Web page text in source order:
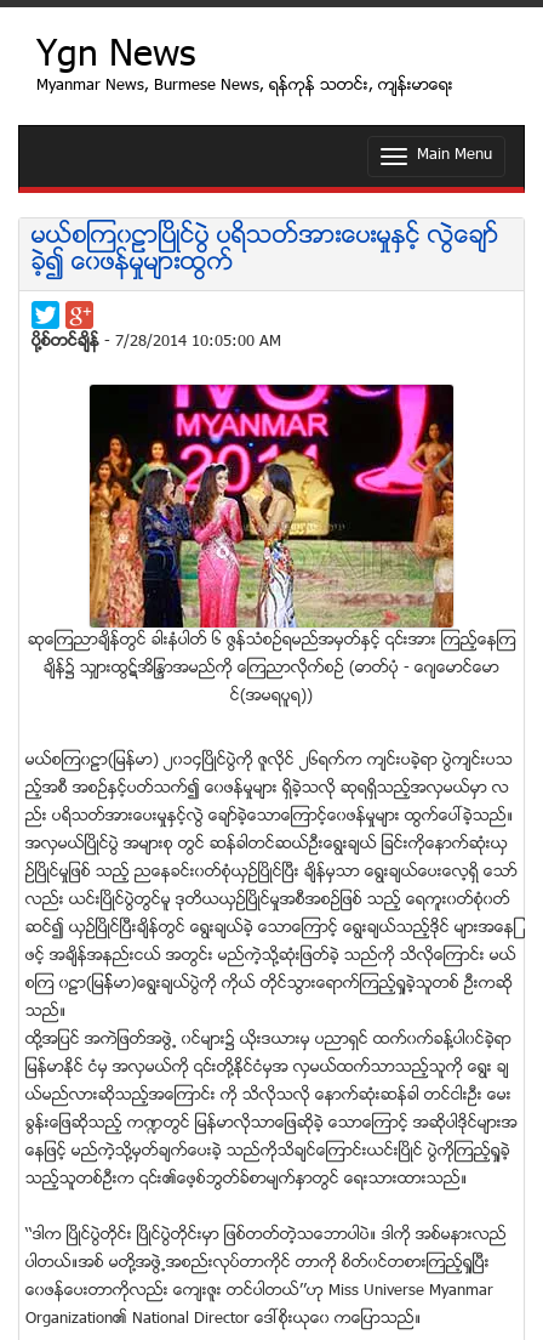
Ygn News
Myanmar News, Burmese News, ရန္ကုန္ သတင္း, က်န္းမာေရး
T
g
n
t
i
o
n
Main Menu
မယ္စၾက၀ဠာၿပိဳင္ပြဲ ပရိသတ္အားေပးမႈႏွင့္ လြဲေခ်ာ္
ခဲ့၍ ေ၀ဖန္မႈမ်ားထြက္
ပုိ႔စ္တင္ခ်ိန္ - 7/28/2014 10:05:00 AM
ဆုေၾကညာခ်ိန္တြင္ ခါးနံပါတ္ ၆ ဇြန္သံစဥ္ရမည္အမွတ္ႏွင့္ ၎အား ၾကည့္ေနၾက
ခ်ိန္၌ သွ်ားထြဋ္အိႁႏၵာအမည္ကို ေၾကညာလိုက္စဥ္ (ဓာတ္ပံု - ေဂ်ေမာင္ေမာ
င္(အမရပူရ))
မယ္စၾက၀ဠာ(ျမန္မာ) ၂၀၁၄ၿပိဳင္ပြဲကို ဇူလုိင္ ၂၆ရက္က က်င္းပခဲ့ရာ ပြဲက်င္းပသ
ည့္အစီ အစဥ္ႏွင့္ပတ္သက္၍ ေ၀ဖန္မႈမ်ား ရွိခဲ့သလို ဆုရရွိသည့္အလွမယ္မွာ လ
ည္း ပရိသတ္အားေပးမႈႏွင့္လြဲ ေခ်ာ္ခဲ့ေသာေၾကာင့္ေ၀ဖန္မႈမ်ား ထြက္ေပၚခဲ့သည္။
အလွမယ္ၿပိဳင္ပြဲ အမ်ားစု တြင္ ဆန္ခါတင္ဆယ္ဦးေရြးခ်ယ္ ျခင္းကိုေနာက္ဆုံးယွ
ဥ္ၿပိဳင္မႈျဖစ္ သည့္ ညေနခင္း၀တ္စုံယွဥ္ၿပိဳင္ၿပီး ခ်ိန္မွသာ ေရြးခ်ယ္ေပးေလ့ရွိ ေသာ္
လည္း ယင္းၿပိဳင္ပြဲတြင္မူ ဒုတိယယွဥ္ၿပိဳင္မႈအစီအစဥ္ျဖစ္ သည့္ ေရကူး၀တ္စုံ၀တ္
ဆင္၍ ယွဥ္ၿပိဳင္ၿပီးခ်ိန္တြင္ ေရြးခ်ယ္ခဲ့ ေသာေၾကာင့္ ေရြးခ်ယ္သည့္ဒိုင္ မ်ားအေနျ
ဖင့္ အခ်ိန္အနည္းငယ္ အတြင္း မည္ကဲ့သို႔ဆုံးျဖတ္ခဲ့ သည္ကို သိလုိေၾကာင္း မယ္
စၾက ၀ဠာ(ျမန္္မာ)ေရြးခ်ယ္ပြဲကို ကုိယ္ တုိင္သြားေရာက္ၾကည့္႐ႈခဲ့သူတစ္ ဦးကဆုိ
သည္။
ထုိ႔အျပင္ အကဲျဖတ္အဖြဲ႕ ၀င္မ်ား၌ ယုိးဒယားမွ ပညာရွင္ ထက္၀က္ခန္႔ပါ၀င္ခဲ့ရာ
ျမန္မာႏုိင္ ငံမွ အလွမယ္ကို ၎တုိ႔ႏုိင္ငံမွအ လွမယ္ထက္သာသည့္သူကို ေရြး ခ်
ယ္မည္လားဆုိသည့္အေၾကာင္း ကို သိလုိသလုိ ေနာက္ဆုံးဆန္ခါ တင္ငါးဦး ေမး
ခြန္းေျဖဆုိသည့္ က႑တြင္ ျမန္မာလုိသာေျဖဆုိခဲ့ ေသာေၾကာင့္ အဆုိပါဒုိင္မ်ားအ
ေနျဖင့္ မည္ကဲ့သုိ႔မွတ္ခ်က္ေပးခဲ့ သည္ကိုသိခ်င္ေၾကာင္းယင္းၿပိဳင္ ပြဲကုိၾကည့္႐ႈခဲ့
သည့္သူတစ္ဦးက ၎၏ေဖ့စ္ဘြတ္ခ္စာမ်က္ႏွာတြင္ ေရးသားထားသည္။
‘‘ဒါက ၿပိဳင္ပြဲတုိင္း ၿပိဳင္ပြဲတုိင္းမွာ ျဖစ္တတ္တဲ့သေဘာပါပဲ။ ဒါကို အစ္မနားလည္
ပါတယ္။အစ္ မတုိ႔အဖြဲ႕အစည္းလုပ္တာကုိင္ တာကို စိတ္၀င္တစားၾကည့္႐ႈၿပီး
ေ၀ဖန္ေပးတာကိုလည္း ေက်းဇူး တင္ပါတယ္’’ဟု Miss Universe Myanmar
Organization၏ National Director ေဒၚစုိးယုေ၀ ကေျပာသည္။